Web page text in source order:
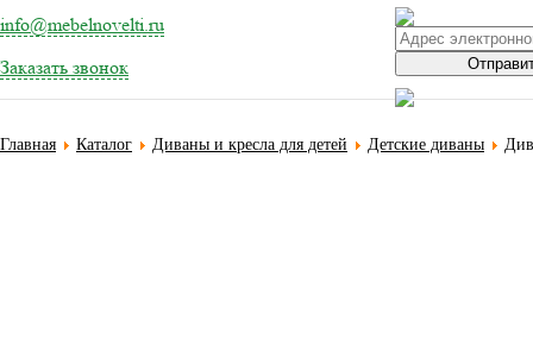
info@mebelnovelti.ru
Заказать звонок
Главная Каталог Диваны и кресла для детей Детские диваны